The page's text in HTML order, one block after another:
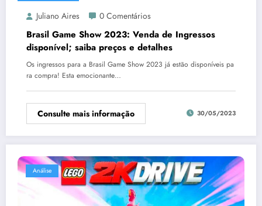
Juliano Aires 0 Comentários
Brasil Game Show 2023: Venda de Ingressos
disponível; saiba preços e detalhes
Os ingressos para a Brasil Game Show 2023 já estão disponíveis pa
ra compra! Esta emocionante…
Consulte mais informação 30/05/2023
Análise